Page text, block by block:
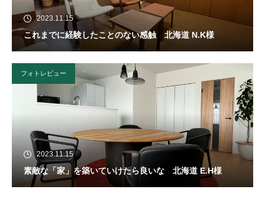
2023.11.15
これまでに経験したことのない感触 北海道 N.K様
フォトレビュー
2023.11.15
素敵な「家」を築いていけたら良いな 北海道 E.H様